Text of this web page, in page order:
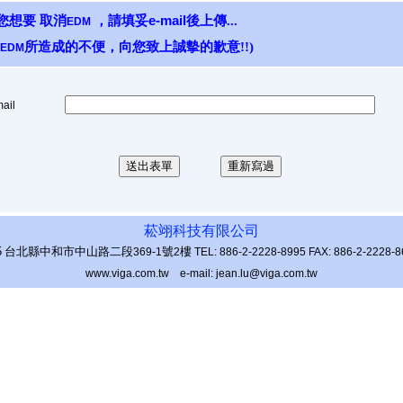
想要 取消EDM ，請填妥e-mail後上傳...
EDM 所造成的不便，向您致上誠摰的歉意!!)
菘翊科技有限公司
台北縣中和市中山路二段369-1號2樓 TEL: 886-2-2228-8995 FAX: 886-2-2228-
www.viga.com.tw e-mail: jean.lu@viga.com.tw